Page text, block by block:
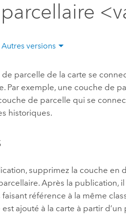
Tous les
parcellaire
Autres versions
parcelle de la carte se
Par exemple, une couche de
de parcelle qui se
historiques.
supprimez la couche en
Après la publication,
référence à la même
est ajouté à la carte à partir d’un